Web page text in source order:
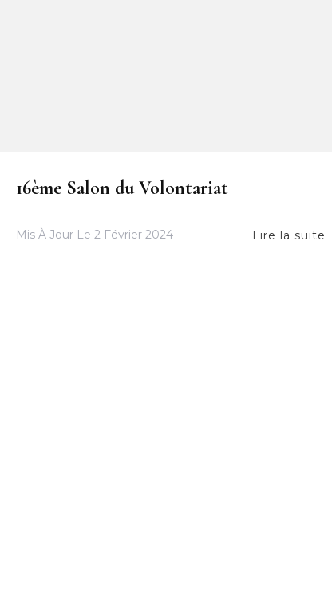
16ème Salon du Volontariat
Mis À Jour Le 2 Février 2024 Lire la suite